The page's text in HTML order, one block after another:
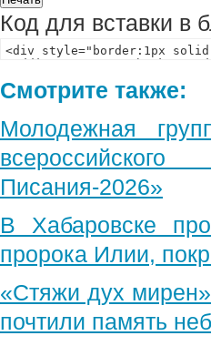
Код для вставки в
Смотрите также:
Молодежная
Писания-2026»
В Хабаровске
пророка Илии,
«Стяжи дух
почтили память